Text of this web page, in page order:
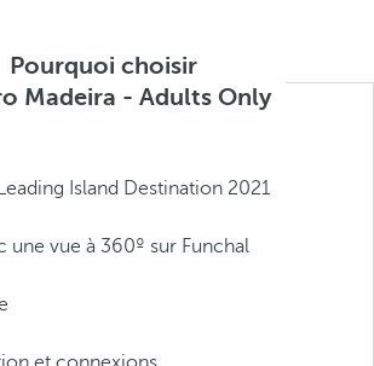
Pourquoi choisir
Madeira - Adults Only
Island Destination 2021
une vue à 360º sur Funchal